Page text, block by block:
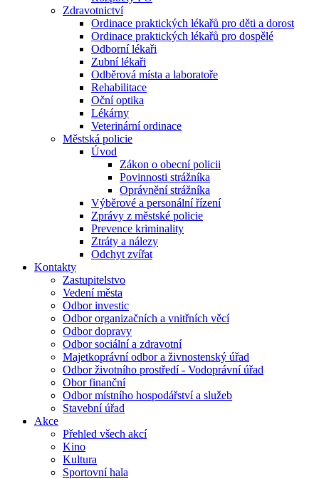
Zdravotnictví
Ordinace praktických lékařů pro děti a dorost
Ordinace praktických lékařů pro dospělé
Odborní lékaři
Zubní lékaři
Odběrová místa a laboratoře
Rehabilitace
Oční optika
Lékárny
Veterinární ordinace
Městská policie
Úvod
Zákon o obecní policii
Povinnosti strážníka
Oprávnění strážníka
Výběrové a personální řízení
Zprávy z městské policie
Prevence kriminality
Ztráty a nálezy
Odchyt zvířat
Kontakty
Zastupitelstvo
Vedení města
Odbor investic
Odbor organizačních a vnitřních věcí
Odbor dopravy
Odbor sociální a zdravotní
Majetkoprávní odbor a živnostenský úřad
Odbor životního prostředí - Vodoprávní úřad
Obor finanční
Odbor místního hospodářství a služeb
Stavební úřad
Akce
Přehled všech akcí
Kino
Kultura
Sportovní hala